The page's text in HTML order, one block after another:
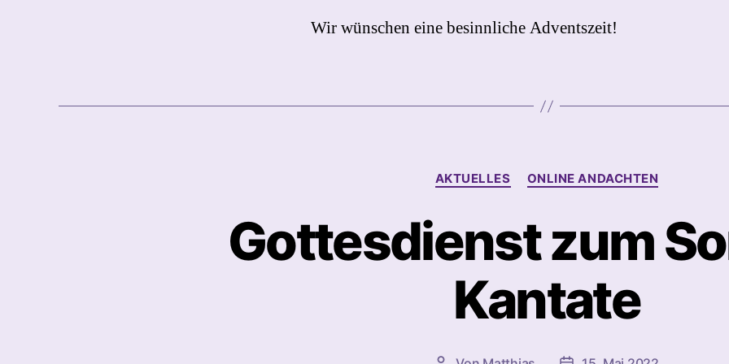
Wir wünschen eine besinnliche Adventszeit!
Kategorien
AKTUELLES ONLINE ANDACHTEN
Gottesdienst zum
Kantate